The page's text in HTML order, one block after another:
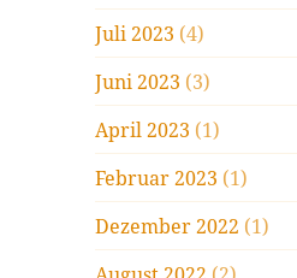
Juli 2023 (4)
Juni 2023 (3)
April 2023 (1)
Februar 2023 (1)
Dezember 2022 (1)